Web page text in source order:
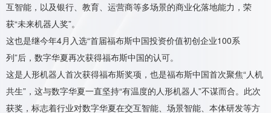
互智能，以及银行、教育、运营商等多场景的商业化落地能力，荣
获“未来机器人奖”。
这也是继今年4月入选“首届福布斯中国投资价值初创企业100系
列”后，数字华夏再次获得福布斯中国的认可。
这是人形机器人首次获得福布斯奖项，也是福布斯中国首次聚焦“人机
共生”，这与数字华夏一直坚持“有温度的人形机器人”不谋而合。此次
获奖，标志着行业对数字华夏在交互智能、场景智能、本体研发等方